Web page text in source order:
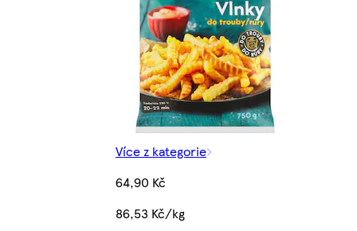
Více z kategorie
64,90 Kč
86,53 Kč/kg